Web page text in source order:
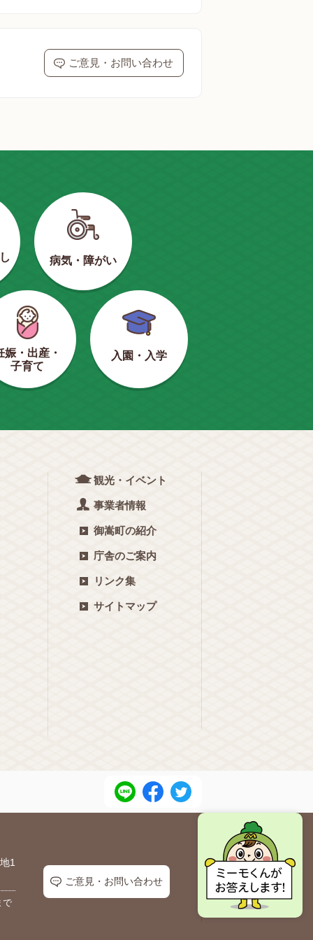
ご意見・お問い合わせ
病気・障がい
娠・出産・
子育て
入園・入学
観光・イベント
事業者情報
御嵩町の紹介
庁舎のご案内
リンク集
サイトマップ
1
で
ご意見・お問い合わせ